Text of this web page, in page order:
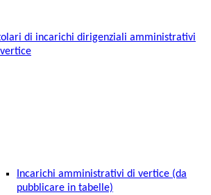
di incarichi dirigenziali amministrativi
Incarichi amministrativi di vertice (da
pubblicare in tabelle)